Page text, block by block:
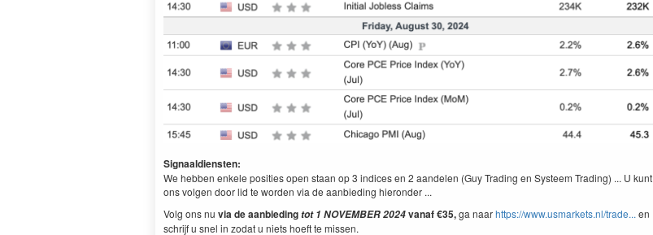
Signaaldiensten:
We hebben enkele posities open staan op 3 indices en 2 aandelen (Guy Trading en Systeem Trading) ... U kunt
ons volgen door lid te worden via de aanbieding hieronder ...
Volg ons nu via de aanbiedingtot1 NOVEMBER2024vanaf €35,ga naarhttps://www.usmarkets.nl/trade...en
schrijf u snel in zodat u niets hoeft te missen.